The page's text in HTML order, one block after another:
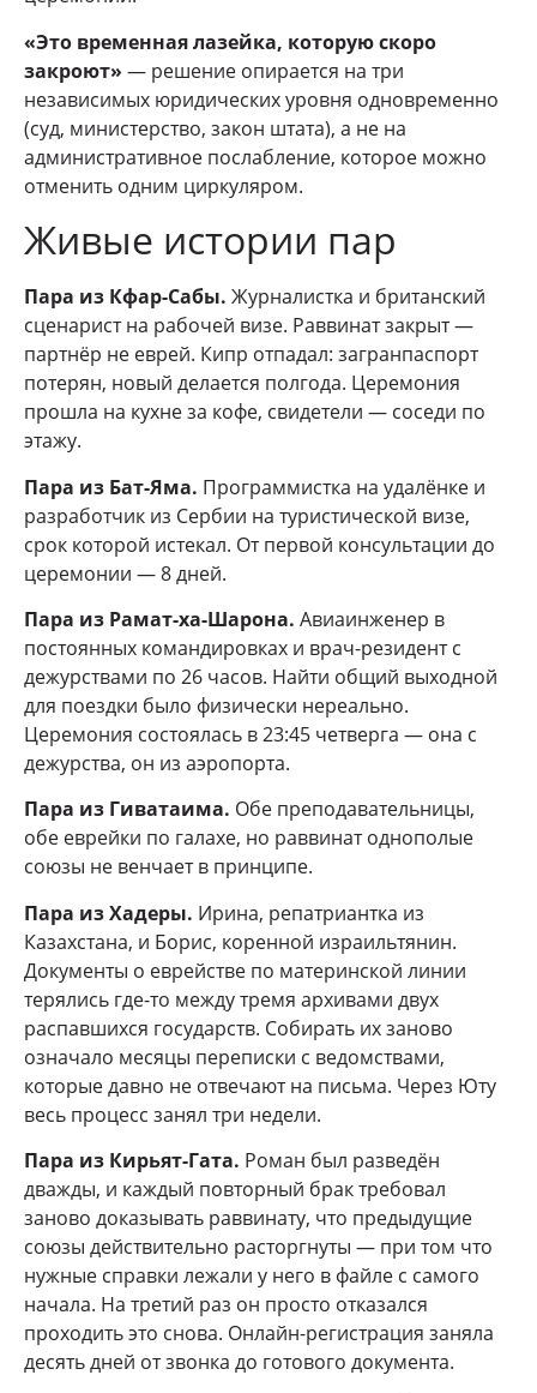
«Это временная лазейка, которую скоро
закроют» — решение опирается на три
независимых юридических уровня одновременно
(суд, министерство, закон штата), а не на
административное послабление, которое можно
отменить одним циркуляром.
Живые истории пар
Пара из Кфар-Сабы. Журналистка и британский
сценарист на рабочей визе. Раввинат закрыт —
партнёр не еврей. Кипр отпадал: загранпаспорт
потерян, новый делается полгода. Церемония
прошла на кухне за кофе, свидетели — соседи по
этажу.
Пара из Бат-Яма. Программистка на удалёнке и
разработчик из Сербии на туристической визе,
срок которой истекал. От первой консультации до
церемонии — 8 дней.
Пара из Рамат-ха-Шарона. Авиаинженер в
постоянных командировках и врач-резидент с
дежурствами по 26 часов. Найти общий выходной
для поездки было физически нереально.
Церемония состоялась в 23:45 четверга — она с
дежурства, он из аэропорта.
Пара из Гиватаима. Обе преподавательницы,
обе еврейки по галахе, но раввинат однополые
союзы не венчает в принципе.
Пара из Хадеры. Ирина, репатриантка из
Казахстана, и Борис, коренной израильтянин.
Документы о еврействе по материнской линии
терялись где-то между тремя архивами двух
распавшихся государств. Собирать их заново
означало месяцы переписки с ведомствами,
которые давно не отвечают на письма. Через Юту
весь процесс занял три недели.
Пара из Кирьят-Гата. Роман был разведён
дважды, и каждый повторный брак требовал
заново доказывать раввинату, что предыдущие
союзы действительно расторгнуты — при том что
нужные справки лежали у него в файле с самого
начала. На третий раз он просто отказался
проходить это снова. Онлайн-регистрация заняла
десять дней от звонка до готового документа.